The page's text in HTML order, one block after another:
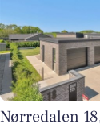
Nørredalen